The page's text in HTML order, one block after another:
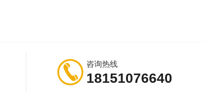
咨询热线
18151076640